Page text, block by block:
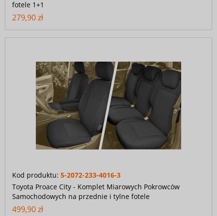
fotele 1+1
279,90 zł
Kod produktu: 5-2072-233-4016-3
Toyota Proace City - Komplet Miarowych Pokrowców
Samochodowych na przednie i tylne fotele
499,90 zł